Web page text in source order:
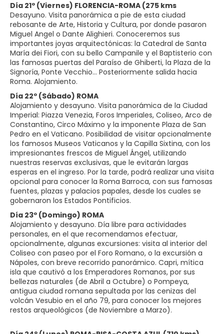
Día 21º (Viernes) FLORENCIA-ROMA (275 kms
Desayuno. Visita panorámica a pie de esta ciudad
rebosante de Arte, Historia y Cultura, por donde pasaron
Miguel Angel o Dante Alighieri. Conoceremos sus
importantes joyas arquitectónicas: la Catedral de Santa
María dei Fiori, con su bello Campanile y el Baptisterio con
las famosas puertas del Paraíso de Ghiberti, la Plaza de la
Signoría, Ponte Vecchio… Posteriormente salida hacia
Roma. Alojamiento.
Día 22º (Sábado) ROMA
Alojamiento y desayuno. Visita panorámica de la Ciudad
Imperial: Piazza Venezia, Foros Imperiales, Coliseo, Arco de
Constantino, Circo Máximo y la imponente Plaza de San
Pedro en el Vaticano. Posibilidad de visitar opcionalmente
los famosos Museos Vaticanos y la Capilla Sixtina, con los
impresionantes frescos de Miguel Ángel, utilizando
nuestras reservas exclusivas, que le evitarán largas
esperas en el ingreso. Por la tarde, podrá realizar una visita
opcional para conocer la Roma Barroca, con sus famosas
fuentes, plazas y palacios papales, desde los cuales se
gobernaron los Estados Pontificios.
Día 23º (Domingo) ROMA
Alojamiento y desayuno. Día libre para actividades
personales, en el que recomendamos efectuar,
opcionalmente, algunas excursiones: visita al interior del
Coliseo con paseo por el Foro Romano, o la excursión a
Nápoles, con breve recorrido panorámico. Capri, mítica
isla que cautivó a los Emperadores Romanos, por sus
bellezas naturales (de Abril a Octubre) o Pompeya,
antigua ciudad romana sepultada por las cenizas del
volcán Vesubio en el año 79, para conocer los mejores
restos arqueológicos (de Noviembre a Marzo).